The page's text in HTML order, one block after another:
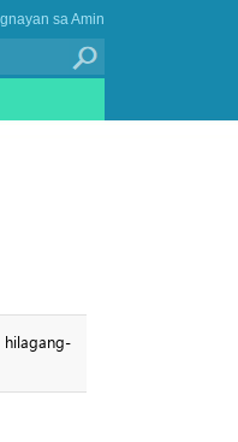
sa Amin
hilagang-